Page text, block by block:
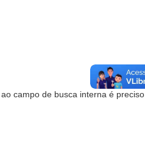
campo de busca interna é preciso